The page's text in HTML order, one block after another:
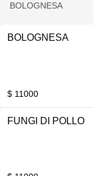
BOLOGNESA
BOLOGNESA
$ 11000
FUNGI DI POLLO